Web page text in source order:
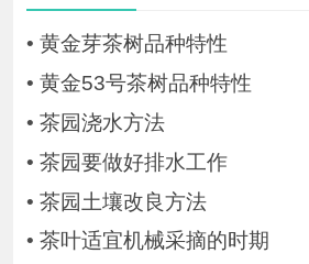
• 黄金芽茶树品种特性
• 黄金53号茶树品种特性
• 茶园浇水方法
• 茶园要做好排水工作
• 茶园土壤改良方法
• 茶叶适宜机械采摘的时期